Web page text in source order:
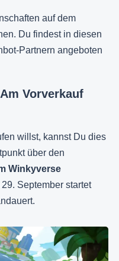
auf dem
Du findest in diesen
Partnern angeboten
Vorverkauf
willst, kannst Du dies
über den
Winkyverse
29. September startet